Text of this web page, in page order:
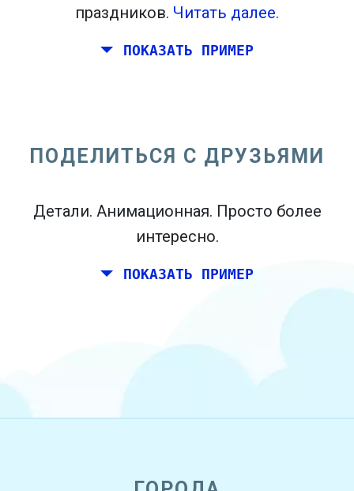
праздников. Читать далее.
ПОКАЗАТЬ ПРИМЕР
Тем не менее, вы живете в Мадриде, и
Берлине.
ПОДЕЛИТЬСЯ С ДРУЗЬЯМИ
Детали. Анимационная. Просто более
интересно.
ПОКАЗАТЬ ПРИМЕР